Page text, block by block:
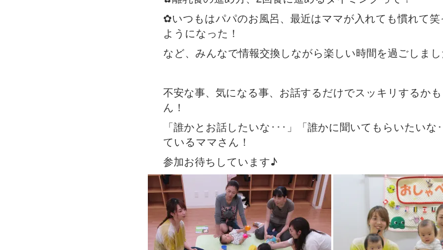
✿いつもはパパのお風呂、最近はママが入れても慣れて
ようになった！
など、みんなで情報交換しながら楽しい時間を過ごしま
不安な事、気になる事、お話するだけでスッキリするか
ん！
「誰かとお話したいな･･･」「誰かに聞いてもらいたいな
ているママさん！
参加お待ちしています♪